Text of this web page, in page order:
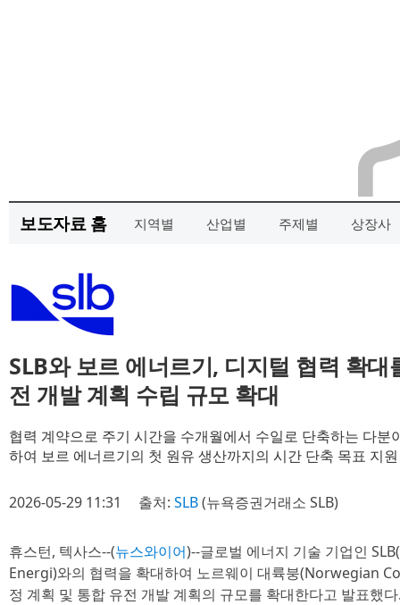
보도자료 홈 지역별 산업별 주제별 상장사
SLB와 보르 에너르기, 디지털 협력 확
전 개발 계획 수립 규모 확대
협력 계약으로 주기 시간을 수개월에서 수일로 단축하는 다
하여 보르 에너르기의 첫 원유 생산까지의 시간 단축 목표 지원
2026-05-29 11:31 출처: SLB(뉴욕증권거래소 SLB)
휴스턴, 텍사스--(뉴스와이어)--글로벌 에너지 기술 기업인
Energi)와의 협력을 확대하여 노르웨이 대륙붕(Norwegian
정 계획 및 통합 유전 개발 계획의 규모를 확대한다고 발표했